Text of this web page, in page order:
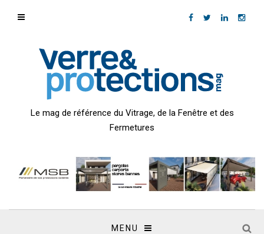
Le mag de référence du Vitrage, de la Fenêtre et des
Fermetures
MENU